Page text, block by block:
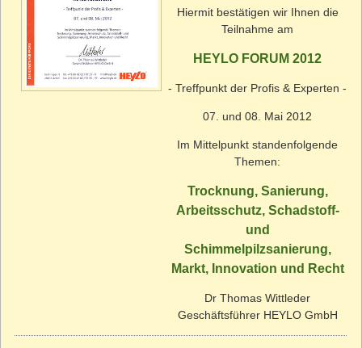
Hiermit bestätigen wir Ihnen die
Teilnahme am
HEYLO FORUM 2012
- Treffpunkt der Profis & Experten -
07. und 08. Mai 2012
Im Mittelpunkt standenfolgende
Themen:
Trocknung, Sanierung,
Arbeitsschutz, Schadstoff-
und
Schimmelpilzsanierung,
Markt, Innovation und Recht
Dr Thomas Wittleder
Geschäftsführer HEYLO GmbH